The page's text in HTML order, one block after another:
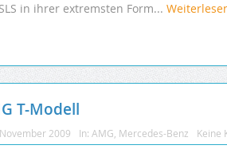
SLS in ihrer extremsten Form...
T-Modell
2009 In: AMG, Mercedes-Benz Keine